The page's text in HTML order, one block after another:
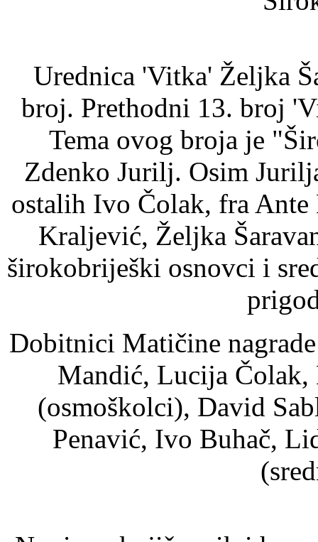
Urednica 'Vitka' Željka
broj. Prethodni 13. broj
Tema ovog broja je
Zdenko Jurilj. Osim
ostalih Ivo Čolak, fra
Kraljević, Željka
širokobriješki osnovci i
Dobitnici Matičine
Mandić, Lucija
(osmoškolci), David
Penavić, Ivo Buhač,